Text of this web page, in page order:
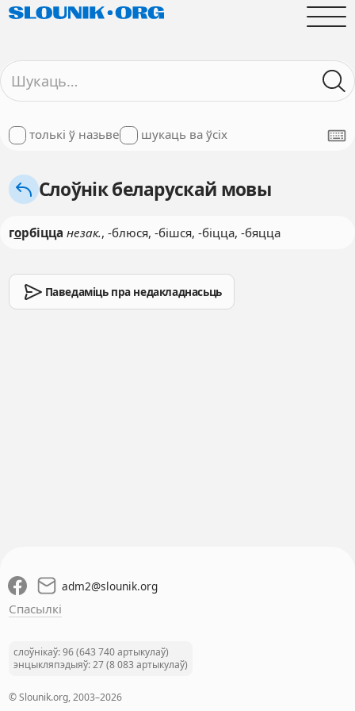
толькі ў назьве шукаць ва ўсіх
Слоўнік беларускай мовы
горбіцца незак., -блюся, -бішся, -біцца, -бяцца
Паведаміць пра недакладнасьць
adm2@slounik.org
Спасылкі
слоўнікаў: 96 (643 740 артыкулаў)
энцыкляпэдыяў: 27 (8 083 артыкулаў)
© Slounik.org, 2003–2026